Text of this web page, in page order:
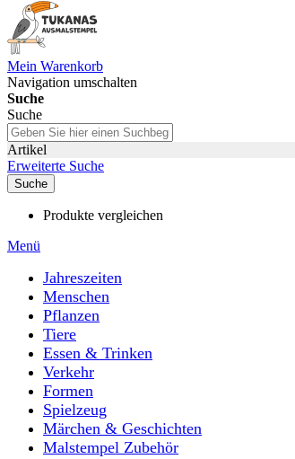
Mein Warenkorb
Navigation umschalten
Suche
Suche
Artikel
Erweiterte Suche
Suche
Produkte vergleichen
Menü
Jahreszeiten
Menschen
Pflanzen
Tiere
Essen & Trinken
Verkehr
Formen
Spielzeug
Märchen & Geschichten
Malstempel Zubehör